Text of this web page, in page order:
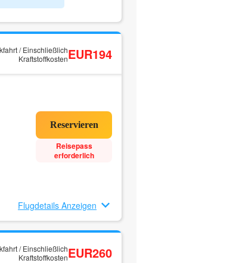
/ Einschließlich
KraftstoffkostenEUR194
Reisepass
erforderlich
Flugdetails Anzeigen
/ Einschließlich
KraftstoffkostenEUR260